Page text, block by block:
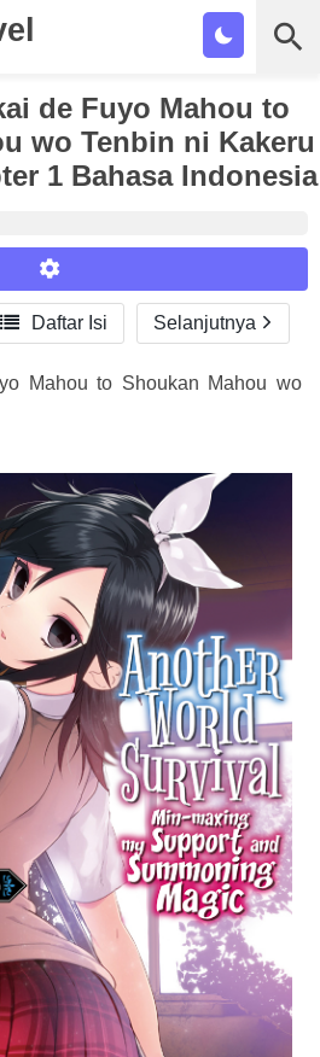
de Fuyo Mahou to
wo Tenbin ni Kakeru
1 Bahasa Indonesia
 Daftar Isi Selanjutnya
Mahou to Shoukan Mahou wo